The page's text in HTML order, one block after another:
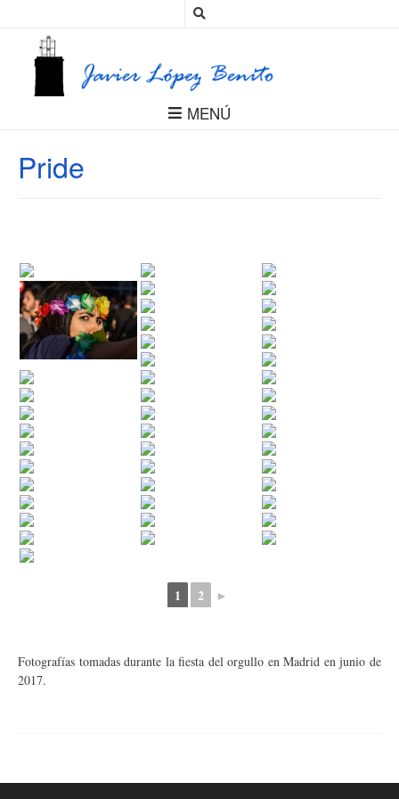
MENÚ
Pride
1 2 ►
Fotografías tomadas durante la fiesta del orgullo en Madrid en junio de
2017.